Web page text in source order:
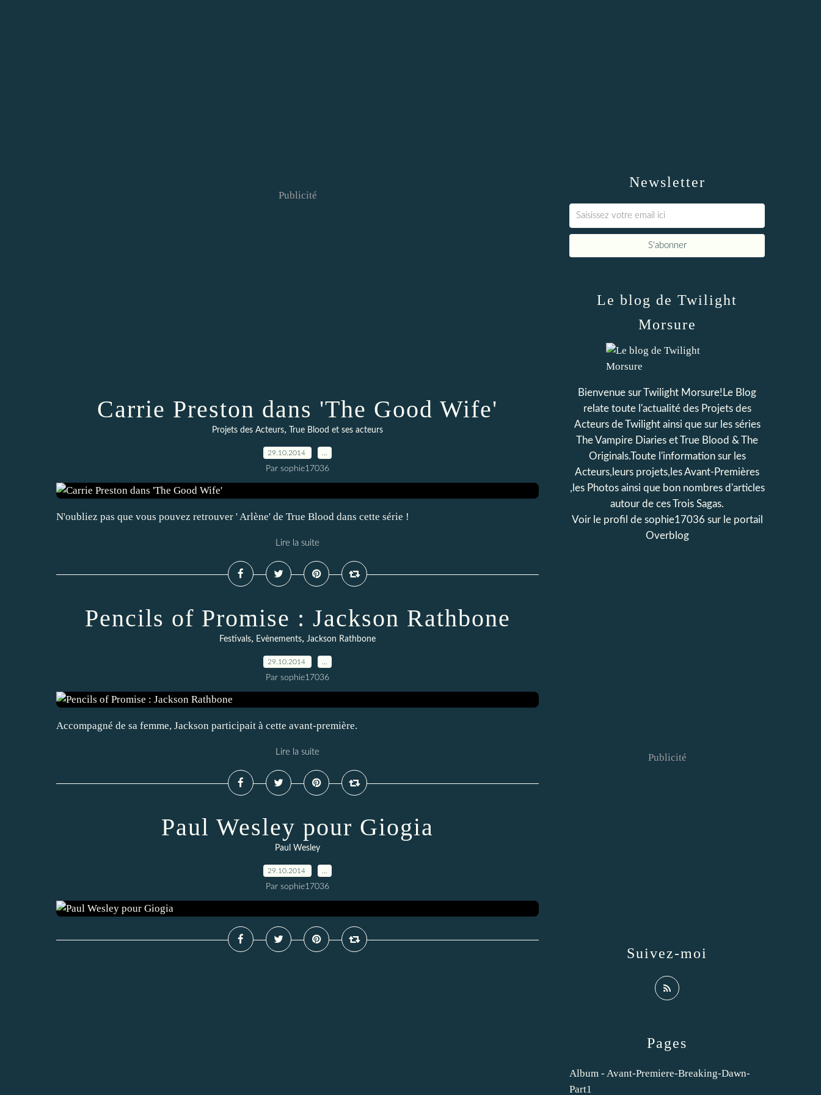
Publicité
Carrie Preston dans 'The Good Wife'
Projets des Acteurs, True Blood et ses acteurs
29.10.2014
Par sophie17036
N'oubliez pas que vous pouvez retrouver ' Arlène' de True Blood dans cette série !
Lire la suite
Pencils of Promise : Jackson Rathbone
Festivals, Evènements, Jackson Rathbone
29.10.2014
Par sophie17036
Accompagné de sa femme, Jackson participait à cette avant-première.
Lire la suite
Paul Wesley pour Giogia
Paul Wesley
29.10.2014
Par sophie17036
Newsletter
Pages
Album - Avant-Premiere-Breaking-Dawn-
Part1
Le blog de Twilight
Morsure
Bienvenue sur Twilight Morsure!Le Blog
relate toute l'actualité des Projets des
Acteurs de Twilight ainsi que sur les séries
The Vampire Diaries et True Blood & The
Originals.Toute l'information sur les
Acteurs,leurs projets,les Avant-Premières
,les Photos ainsi que bon nombres d'articles
autour de ces Trois Sagas.
Voir le profil de sophie17036 sur le portail
Overblog
Suivez-moi
Publicité